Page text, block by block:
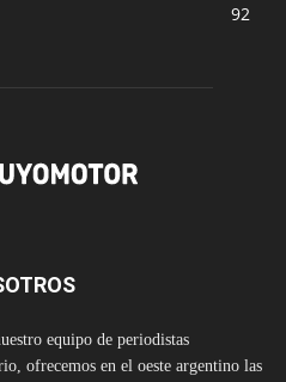
92
equipo de periodistas
ofrecemos en el oeste argentino las